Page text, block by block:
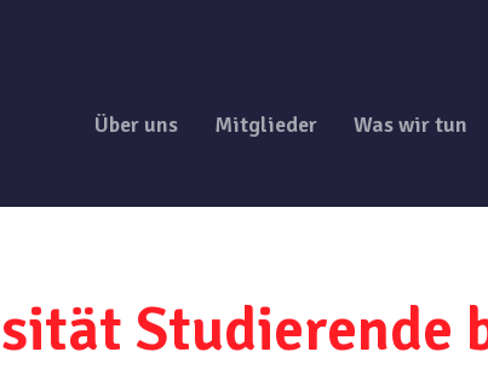
Über uns Mitglieder Was wir tun
Studierende